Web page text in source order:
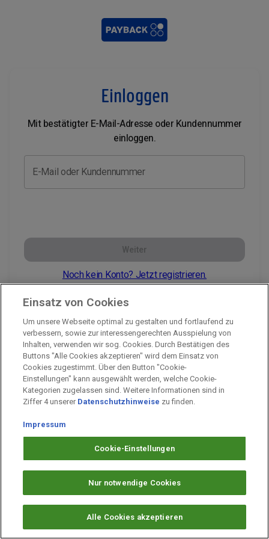
Einloggen
Mit bestätigter E-Mail-Adresse oder Kundennummer
einloggen.
E-Mail oder Kundennummer
Weiter
Noch kein Konto? Jetzt registrieren.
Impressum
Unternehmen
Arbeiten bei PAYBACK
Fragen & Hilfe
Datenschutz
Cookie-Einstellungen
Einsatz von Cookies
Um unsere Webseite optimal zu gestalten und fortlaufend zu
verbessern, sowie zur interessengerechten Ausspielung von
Inhalten, verwenden wir sog. Cookies. Durch Bestätigen des
Buttons "Alle Cookies akzeptieren" wird dem Einsatz von
Cookies zugestimmt. Über den Button "Cookie-
Einstellungen" kann ausgewählt werden, welche Cookie-
Kategorien zugelassen sind. Weitere Informationen sind in
Ziffer 4 unserer Datenschutzhinweise zu finden.
Impressum
Cookie-Einstellungen
Nur notwendige Cookies
Alle Cookies akzeptieren